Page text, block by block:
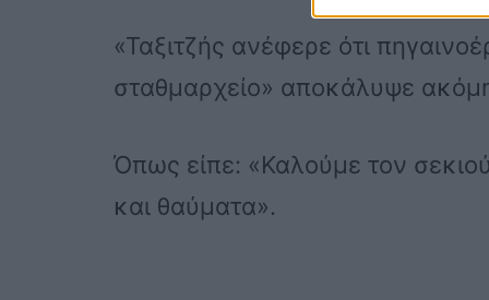
«Ταξιτζής ανέφερε ότι
σταθμαρχείο» αποκάλυψε
Όπως είπε: «Καλούμε τον
και θαύματα».